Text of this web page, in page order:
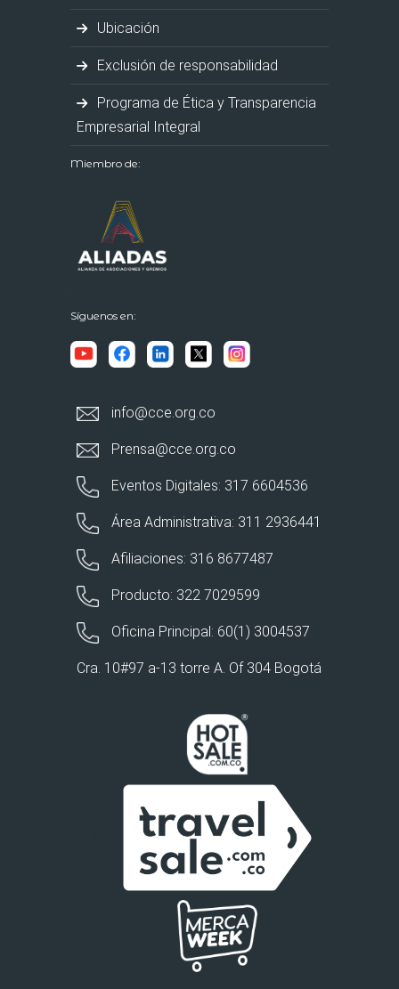
Ubicación
Exclusión de responsabilidad
Programa de Ética y Transparencia
Empresarial Integral
Miembro de:
Síguenos en:
info@cce.org.co
Prensa@cce.org.co
Eventos Digitales: 317 6604536
Área Administrativa: 311 2936441
Afiliaciones: 316 8677487
Producto: 322 7029599
Oficina Principal: 60(1) 3004537
Cra. 10#97 a-13 torre A. Of 304 Bogotá